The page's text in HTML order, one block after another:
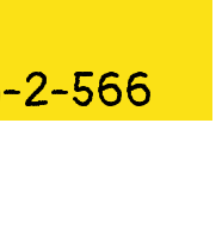
566